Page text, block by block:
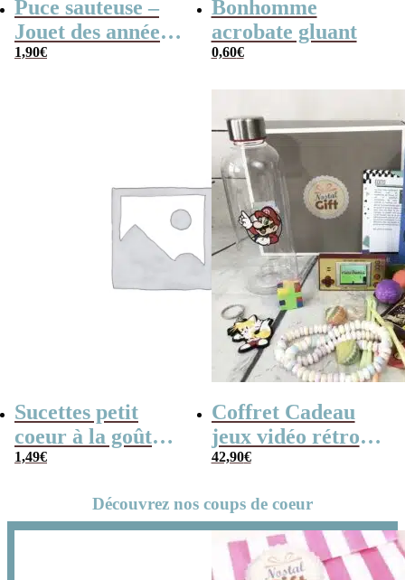
Puce sauteuse –
Jouet des années
80
1,90€
Bonhomme
acrobate gluant
0,60€
Sucettes petit
coeur à la goût
cerise x5
1,49€
Coffret Cadeau
jeux vidéo rétro
(avec sa console de
42,90€
Découvrez nos coups de coeur